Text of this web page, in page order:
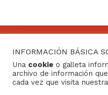
CONTACTO
Consejo General de
ciudad de Sevilla
INFORMACIÓN BÁSICA
Una cookie o galleta
archivo de información
cada vez que visita